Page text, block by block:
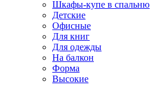
Шкафы-купе в спальню
Детские
Офисные
Для книг
Для одежды
На балкон
Форма
Высокие